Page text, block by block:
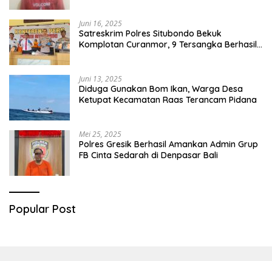
Juni 16, 2025
Satreskrim Polres Situbondo Bekuk
Komplotan Curanmor, 9 Tersangka Berhasil
Juni 13, 2025
Diduga Gunakan Bom Ikan, Warga Desa
Ketupat Kecamatan Raas Terancam Pidana
Mei 25, 2025
Polres Gresik Berhasil Amankan Admin Grup
FB Cinta Sedarah di Denpasar Bali
Popular Post